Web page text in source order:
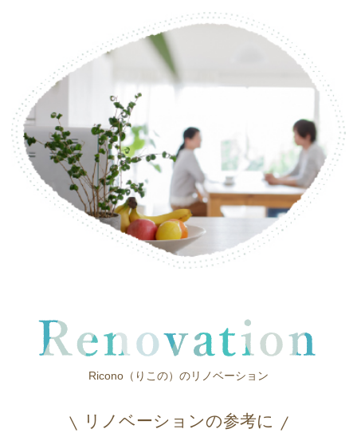
Ricono（りこの）のリノベーション
リノベーションの参考に